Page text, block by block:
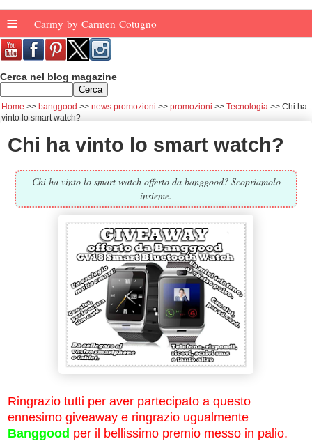
≡ Carmy by Carmen Cotugno
Cerca nel blog magazine
Home banggood news.promozioni promozioni Tecnologia
Chi ha
vinto lo smart watch?
Chi ha vinto lo smart watch?
Chi ha vinto lo smart watch offerto da banggood? Scopriamolo
insieme.
Ringrazio tutti per aver partecipato a questo
ennesimo giveaway e ringrazio ugualmente
Banggood per il bellissimo premio messo in palio.